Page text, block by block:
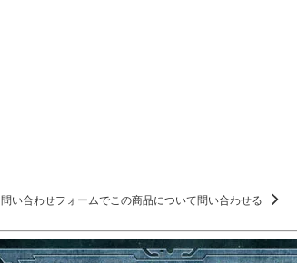
問い合わせフォームでこの商品について問い合わせる